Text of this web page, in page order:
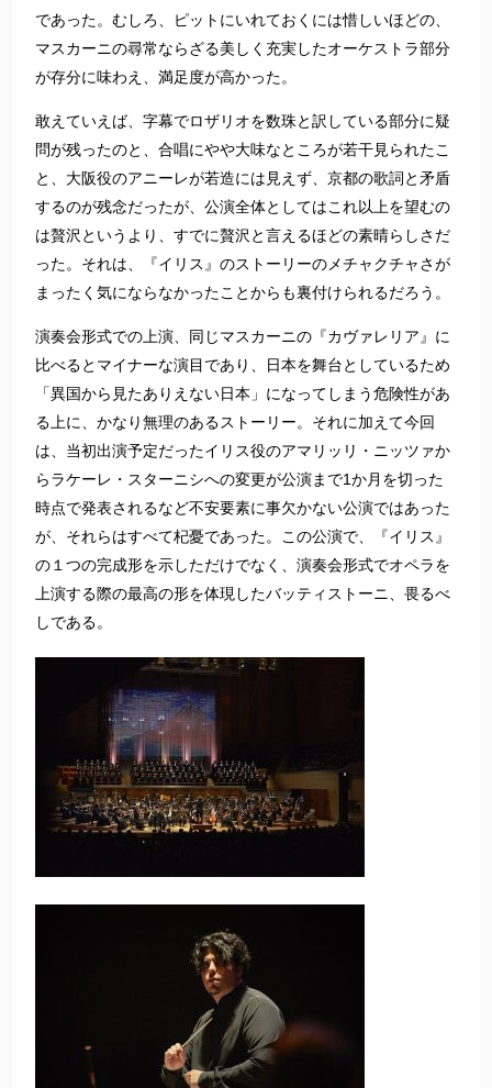
であった。むしろ、ピットにいれておくには惜しいほどの、
マスカーニの尋常ならざる美しく充実したオーケストラ部分
が存分に味わえ、満足度が高かった。
敢えていえば、字幕でロザリオを数珠と訳している部分に疑
問が残ったのと、合唱にやや大味なところが若干見られたこ
と、大阪役のアニーレが若造には見えず、京都の歌詞と矛盾
するのが残念だったが、公演全体としてはこれ以上を望むの
は贅沢というより、すでに贅沢と言えるほどの素晴らしさだ
った。それは、『イリス』のストーリーのメチャクチャさが
まったく気にならなかったことからも裏付けられるだろう。
演奏会形式での上演、同じマスカーニの『カヴァレリア』に
比べるとマイナーな演目であり、日本を舞台としているため
「異国から見たありえない日本」になってしまう危険性があ
る上に、かなり無理のあるストーリー。それに加えて今回
は、当初出演予定だったイリス役のアマリッリ・ニッツァか
らラケーレ・スターニシへの変更が公演まで1か月を切った
時点で発表されるなど不安要素に事欠かない公演ではあった
が、それらはすべて杞憂であった。この公演で、『イリス』
の１つの完成形を示しただけでなく、演奏会形式でオペラを
上演する際の最高の形を体現したバッティストーニ、畏るべ
しである。